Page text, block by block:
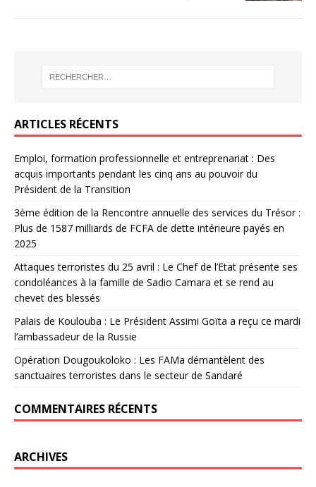
ARTICLES RÉCENTS
Emploi, formation professionnelle et entreprenariat : Des
acquis importants pendant les cinq ans au pouvoir du
Président de la Transition
3ème édition de la Rencontre annuelle des services du Trésor :
Plus de 1587 milliards de FCFA de dette intérieure payés en
2025
Attaques terroristes du 25 avril : Le Chef de l’Etat présente ses
condoléances à la famille de Sadio Camara et se rend au
chevet des blessés
Palais de Koulouba : Le Président Assimi Goïta a reçu ce mardi
l’ambassadeur de la Russie
Opération Dougoukoloko : Les FAMa démantèlent des
sanctuaires terroristes dans le secteur de Sandaré
COMMENTAIRES RÉCENTS
ARCHIVES